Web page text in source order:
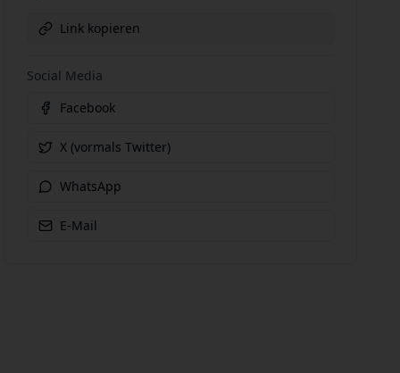
Link kopieren
Social Media
Facebook
X (vormals Twitter)
WhatsApp
E-Mail